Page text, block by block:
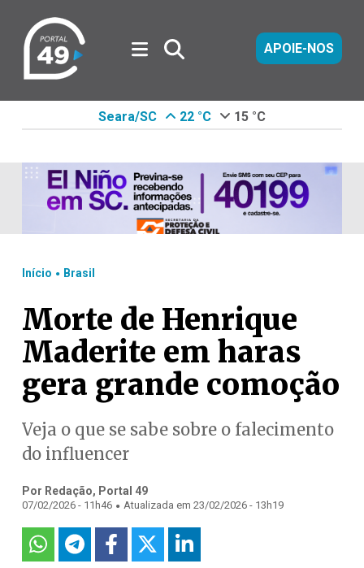
APOIE-NOS
Seara/SC 22 °C 15 °C
Início . Brasil
Morte de Henrique
Maderite em haras
gera grande comoção
Veja o que se sabe sobre o falecimento
do influencer
Por Redação, Portal 49
07/02/2026 - 11h46 . Atualizada em 23/02/2026 - 13h19